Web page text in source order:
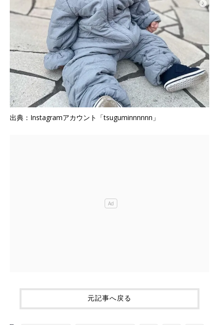
出典：Instagramアカウント「tsuguminnnnnn」
元記事へ戻る